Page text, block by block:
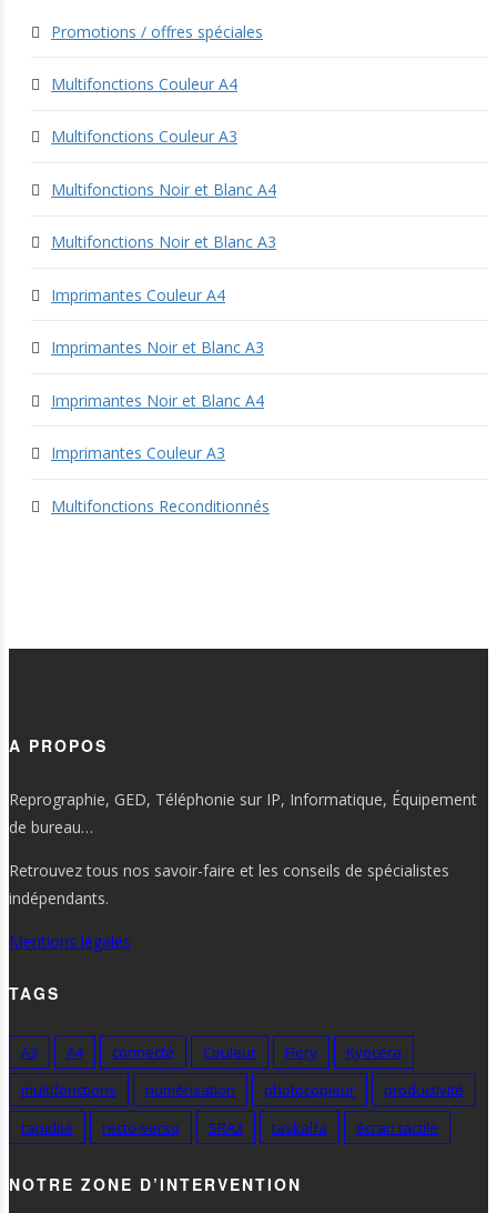
Promotions / offres spéciales
Multifonctions Couleur A4
Multifonctions Couleur A3
Multifonctions Noir et Blanc A4
Multifonctions Noir et Blanc A3
Imprimantes Couleur A4
Imprimantes Noir et Blanc A3
Imprimantes Noir et Blanc A4
Imprimantes Couleur A3
Multifonctions Reconditionnés
A PROPOS
Reprographie, GED, Téléphonie sur IP, Informatique, Équipement
de bureau…
Retrouvez tous nos savoir-faire et les conseils de spécialistes
indépendants.
Mentions légales
TAGS
A3 A4 connecté Couleur Fiery
Kyocera
multifonctions
numérisation photocopieur
productivité
rapidité
recto-verso SRA3 taskalfa écran tactile
NOTRE ZONE D’INTERVENTION